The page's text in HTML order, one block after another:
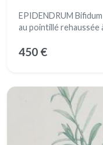
EPIDENDRUM
au pointillé rehaussée
450 €